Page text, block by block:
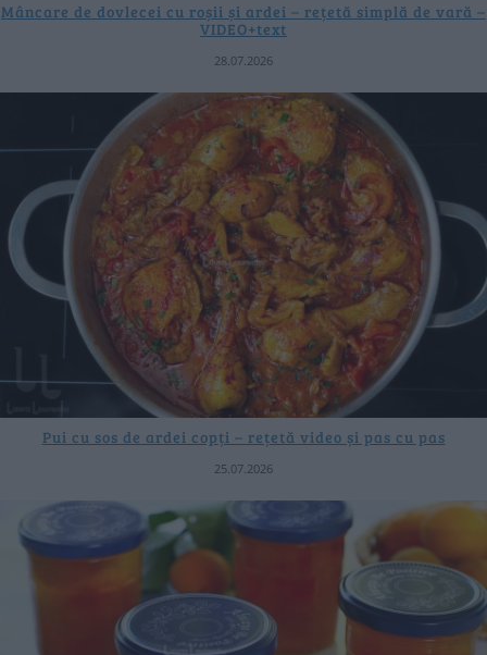
Mâncare de dovlecei cu roșii și ardei – rețetă simplă de vară –
VIDEO+text
28.07.2026
Pui cu sos de ardei copți – rețetă video și pas cu pas
25.07.2026